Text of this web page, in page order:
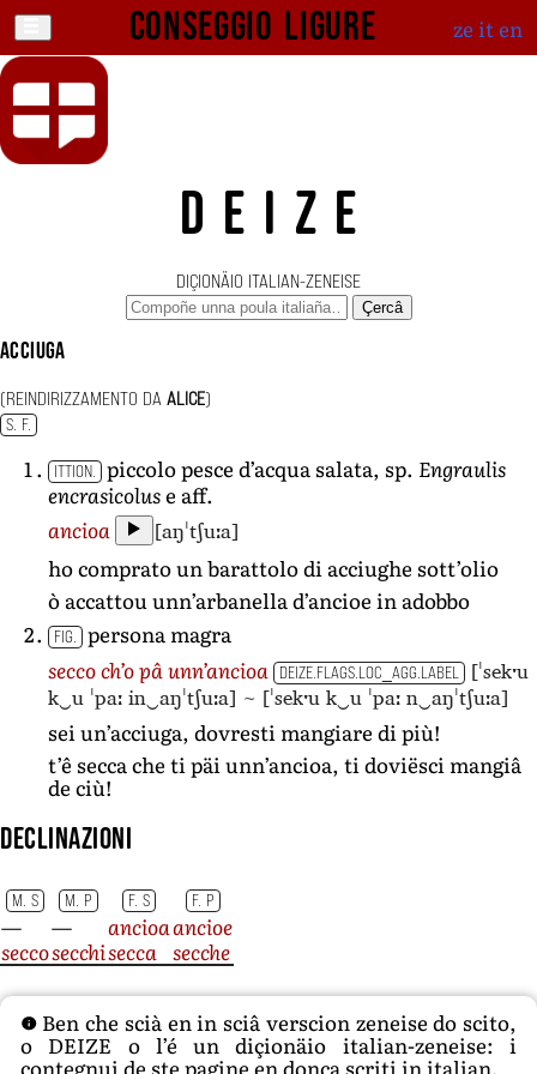
Conseggio ligure ze iten
DEIZE
DIÇIONÄIO ITALIAN-ZENEISE
Çercâ
acciuga
(REINDIRIZZAMENTO DA ALICE)
S. F.
ITTION. piccolo pesce d’acqua salata, sp. Engraulis
encrasicoluse aff.
ancioa
[aŋˈtʃuːa]
ho comprato un barattolo di acciughe sott’olio
ò accattou unn’arbanella d’ancioe in adobbo
FIG.
persona magra
secco ch’o pâ unn’ancioa
DEIZE.FLAGS.LOC_AGG.LABEL [ˈsekˑu
k‿u ˈpaː in‿aŋˈtʃuːa] ~ [ˈsekˑu k‿u ˈpaː n‿aŋˈtʃuːa]
sei un’acciuga, dovresti mangiare di più!
t’ê secca che ti päi unn’ancioa, ti doviësci mangiâ
de ciù!
Declinazioni
M. S M. P F. S F. P
— — ancioaancioe
seccosecchisecca secche
Ben che scià en in sciâ verscion zeneise do scito,
o DEIZE o l’é un diçionäio italian-zeneise: i
contegnui de ste pagine en donca scriti in italian.